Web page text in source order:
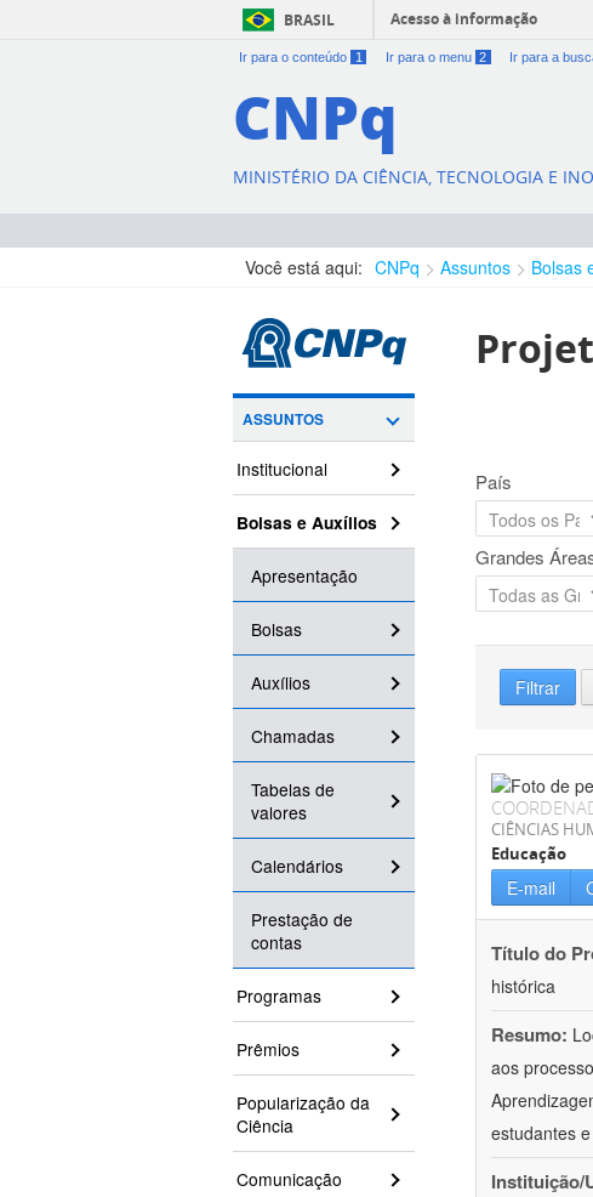
BRASIL Acesso à informação
Ir para o conteúdo 1 Ir para o menu 2 Ir para a
CNPq
MINISTÉRIO DA CIÊNCIA, TECNOLOGIA E
Você está aqui: CNPq Assuntos Bolsas
ASSUNTOS
Institucional
Bolsas e Auxílios
Apresentação
Bolsas
Auxílios
Chamadas
Tabelas de
valores
Calendários
Prestação de
contas
Programas
Prêmios
Popularização da
Ciência
Comunicação
País
Grandes
Filtrar
CIÊNCIAS
Educação
E-mail
Título do
histórica
Resumo:
aos
estudantes
Instituição/